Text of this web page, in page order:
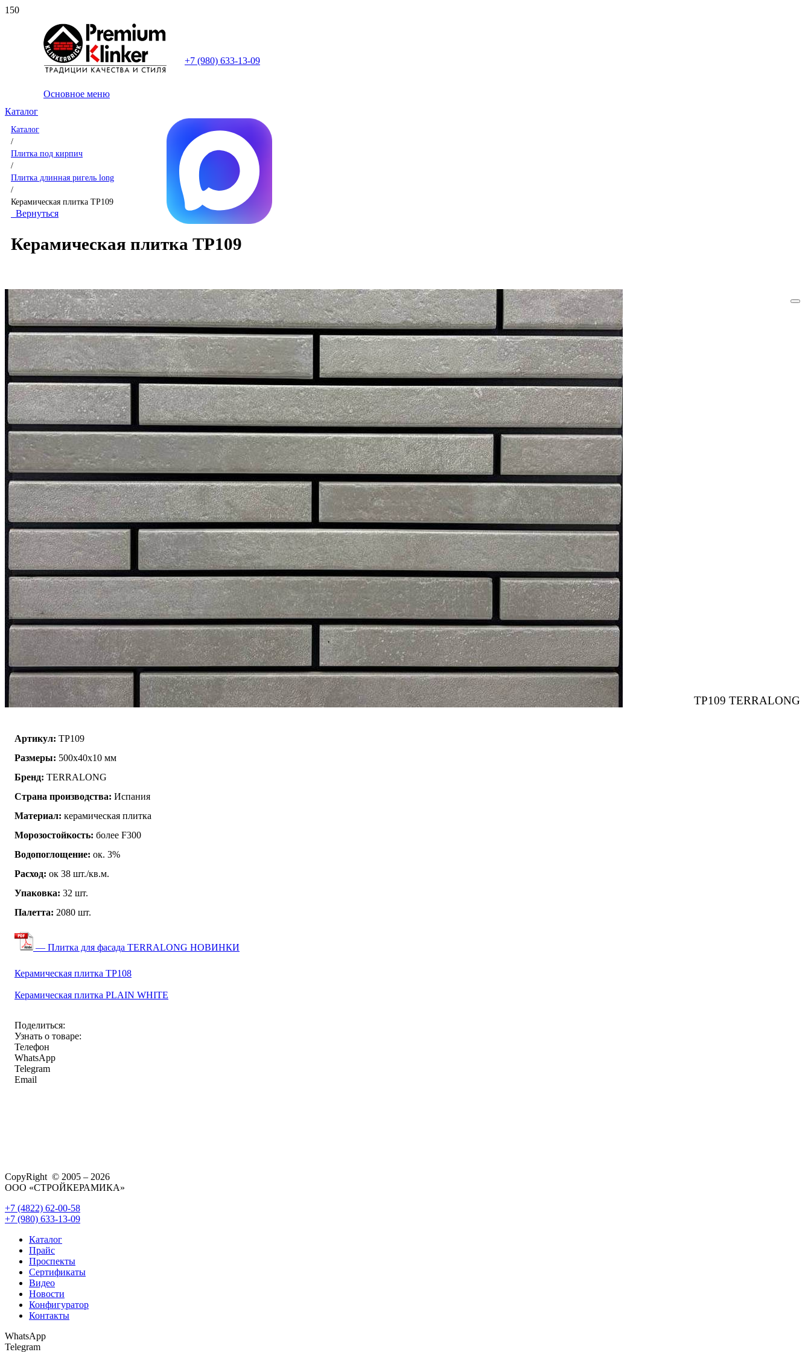
+7 (980) 633-13-09
Основное меню
Каталог
Каталог
/
Плитка под кирпич
/
Плитка длинная ригель long
/
Керамическая плитка TP109
Вернуться
Керамическая плитка TP109
TP109 TERRALONG
Артикул: TP109
Размеры: 500х40х10 мм
Бренд: TERRALONG
Страна производства: Испания
Материал: керамическая плитка
Морозостойкость: более F300
Водопоглощение: ок. 3%
Расход: ок 38 шт./кв.м.
Упаковка: 32 шт.
Палетта: 2080 шт.
— Плитка для фасада TERRALONG НОВИНКИ
Керамическая плитка TP108
Керамическая плитка PLAIN WHITE
Поделиться:
Узнать о товаре:
Телефон
WhatsApp
Telegram
Email
CopyRight © 2005 – 2026
ООО «СТРОЙКЕРАМИКА»
+7 (4822) 62-00-58
+7 (980) 633-13-09
Каталог
Прайс
Проспекты
Сертификаты
Видео
Новости
Конфигуратор
Контакты
WhatsApp
Telegram